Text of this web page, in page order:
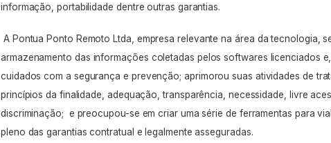
informação, portabilidade dentre outras garantias.
A Pontua Ponto Remoto Ltda, empresa relevante na área da tecnologia,
armazenamento das informações coletadas pelossoftwares licenciados
cuidados com a segurança e prevenção; aprimorou suas atividades de
princípios da finalidade adequação ,transparência necessidade livre
discriminação; e preocupou-se em criar uma série de ferramentas para
pleno das garantias contratual e legalmente asseguradas.